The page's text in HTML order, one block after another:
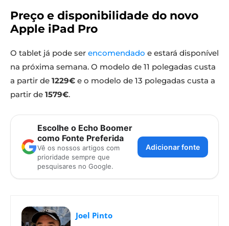
Preço e disponibilidade do novo
Apple iPad Pro
O tablet já pode ser encomendado e estará disponível
na próxima semana. O modelo de 11 polegadas custa
a partir de 1229€ e o modelo de 13 polegadas custa a
partir de 1579€.
Escolhe o Echo Boomer
como Fonte Preferida
Vê os nossos artigos com
prioridade sempre que
pesquisares no Google.
Adicionar fonte
Joel Pinto